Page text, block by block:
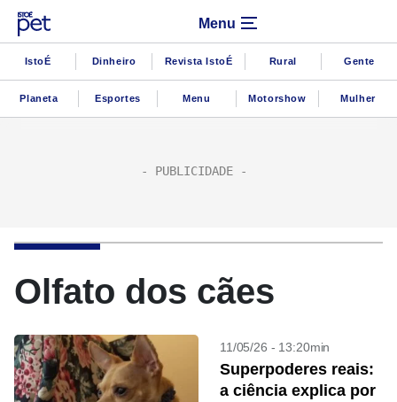
Menu
IstoÉ Dinheiro Revista IstoÉ Rural Gente
Planeta Esportes Menu Motorshow Mulher
Olfato dos cães
11/05/26 - 13:20min
Superpoderes reais:
a ciência explica por